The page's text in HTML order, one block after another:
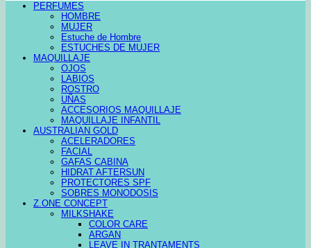
PERFUMES
HOMBRE
MUJER
Estuche de Hombre
ESTUCHES DE MUJER
MAQUILLAJE
OJOS
LABIOS
ROSTRO
UÑAS
ACCESORIOS MAQUILLAJE
MAQUILLAJE INFANTIL
AUSTRALIAN GOLD
ACELERADORES
FACIAL
GAFAS CABINA
HIDRAT AFTERSUN
PROTECTORES SPF
SOBRES MONODOSIS
Z.ONE CONCEPT
MILKSHAKE
COLOR CARE
ARGAN
LEAVE IN TRANTAMENTS